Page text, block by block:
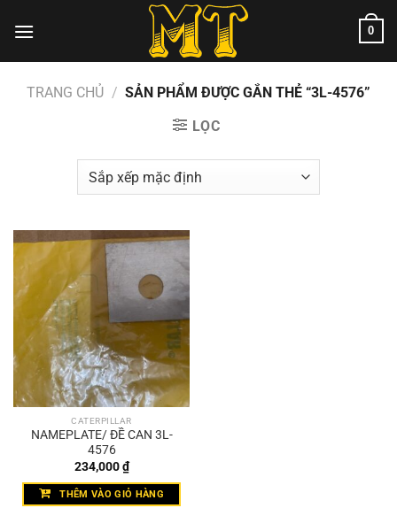
đến
0
TRANG CHỦ / SẢN PHẨM ĐƯỢC GẮN THẺ “3L-4576”
LỌC
CATERPILLAR
NAMEPLATE/ ĐỀ CAN 3L-
4576
234,000₫
THÊM VÀO GIỎ HÀNG